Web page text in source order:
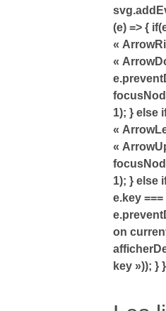
(e) => {
«
«
1); } else
«
«
1); } else
e.key
on
key »)); }